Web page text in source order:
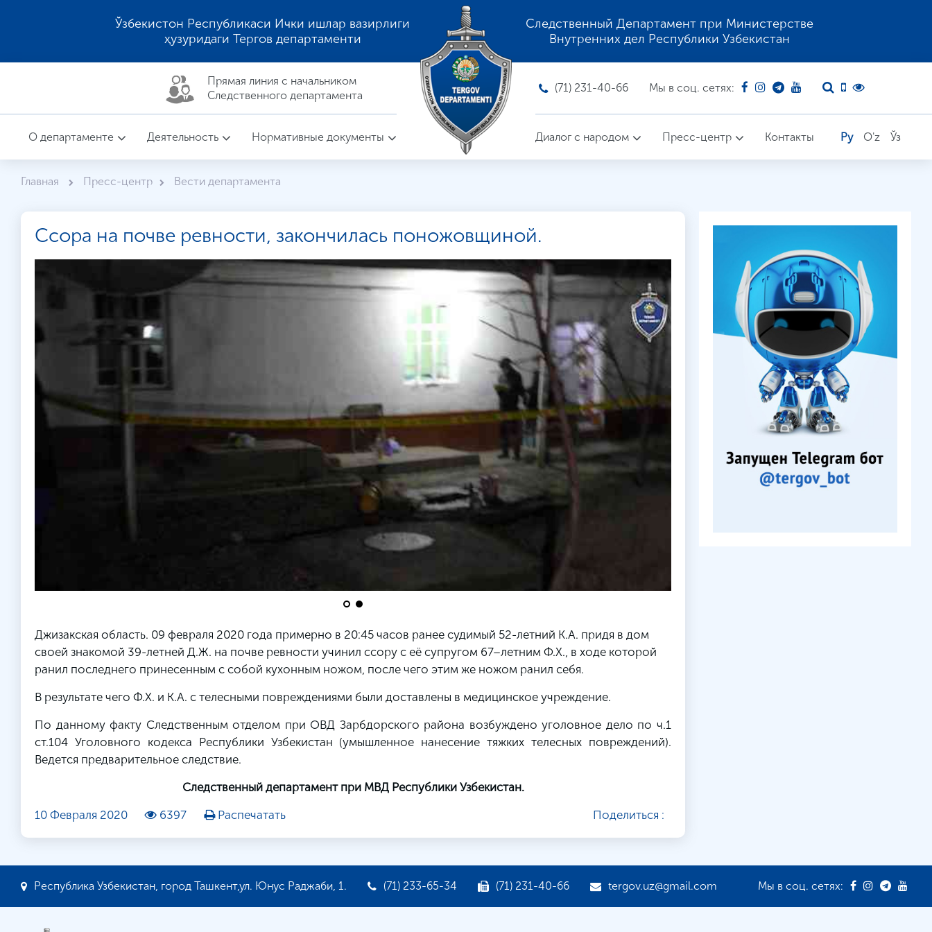
Ўзбекистон Республикаси Ички ишлар вазирлиги
ҳузуридаги Тергов департаменти
Следственный Департамент при Министерстве
Внутренних дел Республики Узбекистан
Прямая линия c начальником
Следственного департамента
(71) 231-40-66 Мы в соц. сетях:
О департаменте Деятельность Нормативные документы Диалог с народом Пресс-центр Контакты Ру O'z Ўз
Главная Пресс-центр Вести департамента
Ссора на почве ревности, закончилась поножовщиной.
Джизакская область. 09 февраля 2020 года примерно в 20:45 часов ранее судимый 52-летний К.А. придя в дом
своей знакомой 39-летней Д.Ж. на почве ревности учинил ссору с её супругом 67–летним Ф.Х., в ходе которой
ранил последнего принесенным с собой кухонным ножом, после чего этим же ножом ранил себя.
В результате чего Ф.Х. и К.А. с телесными повреждениями были доставлены в медицинское учреждение.
По данному факту Следственным отделом при ОВД Зарбдорского района возбуждено уголовное дело по ч.1
ст.104 Уголовного кодекса Республики Узбекистан (умышленное нанесение тяжких телесных повреждений).
Ведется предварительное следствие.
Следственный департамент при МВД Республики Узбекистан.
10 Февраля 2020
6397 Распечатать Поделиться :
Республика Узбекистан, город Ташкент,ул. Юнус Раджаби, 1. (71) 233-65-34 (71) 231-40-66 tergov.uz@gmail.com Мы в соц. сетях: